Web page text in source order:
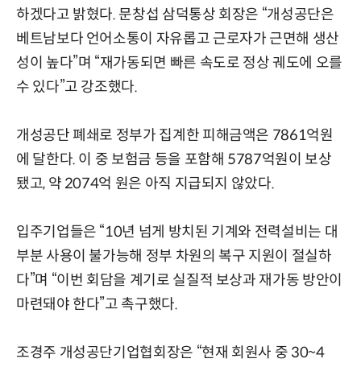
하겠다고 밝혔다. 문창섭 삼덕통상 회장은 “개성공단은
베트남보다 언어소통이 자유롭고 근로자가 근면해 생산
성이 높다”며 “재가동되면 빠른 속도로 정상 궤도에 오를
수 있다”고 강조했다.
개성공단 폐쇄로 정부가 집계한 피해금액은 7861억원
에 달한다. 이 중 보험금 등을 포함해 5787억원이 보상
됐고, 약 2074억 원은 아직 지급되지 않았다.
입주기업들은 “10년 넘게 방치된 기계와 전력설비는 대
부분 사용이 불가능해 정부 차원의 복구 지원이 절실하
다”며 “이번 회담을 계기로 실질적 보상과 재가동 방안이
마련돼야 한다”고 촉구했다.
조경주 개성공단기업협회장은 “현재 회원사 중 30~4